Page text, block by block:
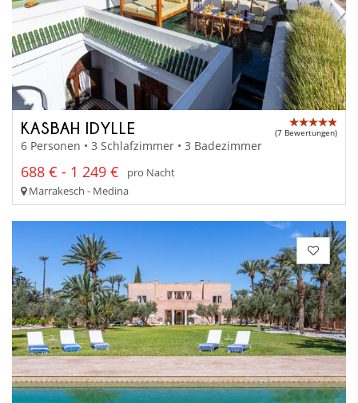
KASBAH IDYLLE (7 Bewertungen)
6 Personen • 3 Schlafzimmer • 3 Badezimmer
688 € - 1 249 €
pro Nacht
Marrakesch - Medina